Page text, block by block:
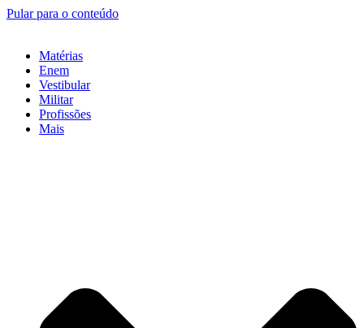
Pular para o conteúdo
Matérias
Enem
Vestibular
Militar
Profissões
Mais